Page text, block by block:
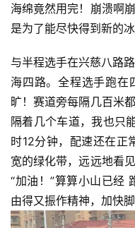
海绵竟然用完！崩溃啊
是为了能尽快得到新的
与半程选手在兴慈八路
海四路。全程选手跑在
旷！赛道旁每隔几百米
隔着几个车道，我也只
时12分钟，配速还在正
宽的绿化带，远远地看
“加油！”算算小山已经
由得又振作精神，加快脚